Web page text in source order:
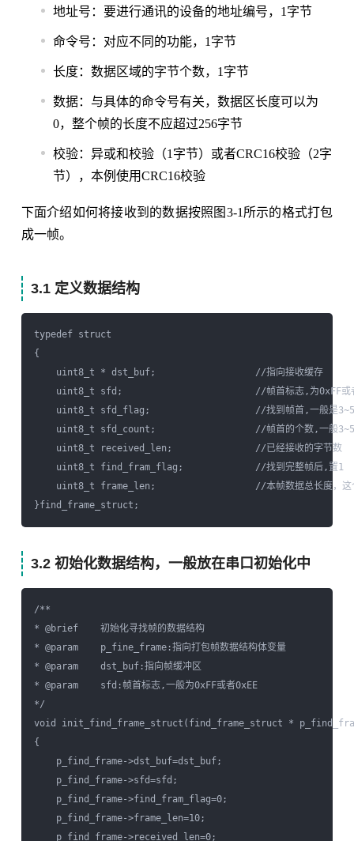
地址号：要进行通讯的设备的地址编号，1字节
命令号：对应不同的功能，1字节
长度：数据区域的字节个数，1字节
数据：与具体的命令号有关，数据区长度可以为
0，整个帧的长度不应超过256字节
校验：异或和校验（1字节）或者CRC16校验（2字
节），本例使用CRC16校验
下面介绍如何将接收到的数据按照图3-1所示的格式打包
成一帧。
3.1 定义数据结构
typedef struct
{
uint8_t * dst_buf;                  //指向接收缓存
uint8_t sfd;                        //帧首标志,为0xFF
uint8_t sfd_flag;                   //找到帧首,一般是
uint8_t sfd_count;                  //帧首的个数,一般
uint8_t received_len;               //已经接收的字节数
uint8_t find_fram_flag;             //找到完整帧后,置1
uint8_t frame_len;                  //本帧数据总长度，这
3.2 初始化数据结构，一般放在串口初始化中
/**
* @brief    初始化寻找帧的数据结构
* @param    p_fine_frame:指向打包帧数据结构体变量
* @param    dst_buf:指向帧缓冲区
* @param    sfd:帧首标志,一般为0xFF或者0xEE
*/
void init_find_frame_struct(find_frame_struct *
{
p_find_frame->dst_buf=dst_buf;
p_find_frame->sfd=sfd;
p_find_frame->find_fram_flag=0;
p_find_frame->frame_len=10;
p_find_frame->received_len=0;